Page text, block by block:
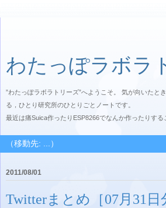
わたっぽラボラ
”わたっぽラボラトリーズ”へようこそ。 気が向いたと
る，ひとり研究所のひとりごとノートです。
最近は痛Suica作ったりESP8266でなんか作ったりする
2011/08/01
Twitterまとめ［07月31日